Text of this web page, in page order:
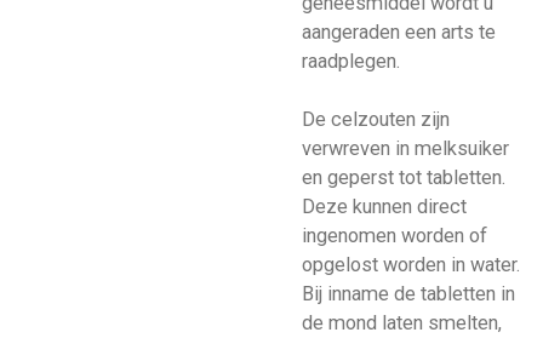
aangeraden een arts te
raadplegen.
De celzouten zijn
verwreven in melksuiker
en geperst tot tabletten.
Deze kunnen direct
ingenomen worden of
opgelost worden in water.
Bij inname de tabletten in
de mond laten smelten,